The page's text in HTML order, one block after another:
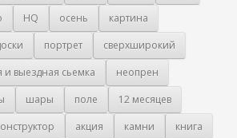
HQ осень
картина
портрет
сверхширокий
и выездная сьемка
неопрен
шары поле
12 месяцев
акция камни
книга